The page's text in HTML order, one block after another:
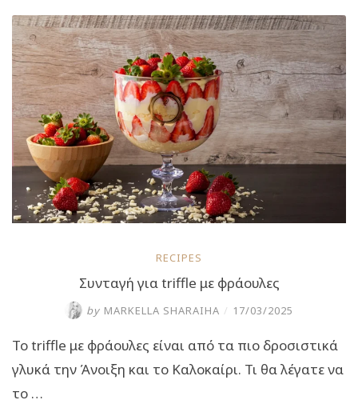
RECIPES
Συνταγή για triffle με φράουλες
by MARKELLA SHARAIHA / 17/03/2025
To triffle με φράουλες είναι από τα πιο δροσιστικά
γλυκά την Άνοιξη και το Καλοκαίρι. Τι θα λέγατε να
το …